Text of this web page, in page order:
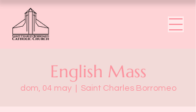
English Mass
dom, 04 may
  |
Saint Charles Borromeo